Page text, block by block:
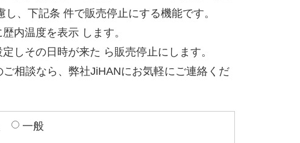
、下記条 件で販売停止にする機能です。
内温度を表示 します。
しその日時が来た ら販売停止にします。
相談なら、弊社JiHANにお気軽にご連絡くだ
一般